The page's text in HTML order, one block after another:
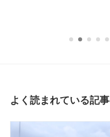
よく読まれている記事